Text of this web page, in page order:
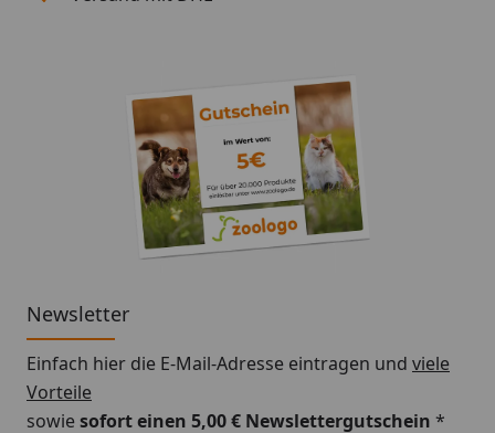
Newsletter
Einfach hier die E-Mail-Adresse eintragen und viele
Vorteile
sowiesofort einen 5,00 € Newslettergutschein *